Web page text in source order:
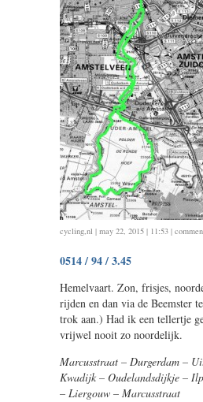
cycling,nl | may 22, 2015 | 11:53 |
0514 / 94 / 3.45
Hemelvaart. Zon, frisjes,
rijden en dan via de Beemster
trok aan.) Had ik een tellertje
vrijwel nooit zo noordelijk.
Marcusstraat – Durgerdam –
Kwadijk – Oudelandsdijkje –
– Liergouw – Marcusstraat